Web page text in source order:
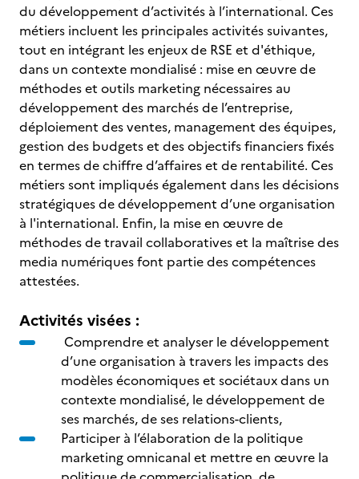
du développement d’activités à l’international. Ces
métiers incluent les principales activités suivantes,
tout en intégrant les enjeux de RSE et d'éthique,
dans un contexte mondialisé : mise en œuvre de
méthodes et outils marketing nécessaires au
développement des marchés de l’entreprise,
déploiement des ventes, management des équipes,
gestion des budgets et des objectifs financiers fixés
en termes de chiffre d’affaires et de rentabilité. Ces
métiers sont impliqués également dans les décisions
stratégiques de développement d’une organisation
à l'international. Enfin, la mise en œuvre de
méthodes de travail collaboratives et la maîtrise des
media numériques font partie des compétences
attestées.
Activités visées :
Comprendre et analyser le développement
d’une organisation à travers les impacts des
modèles économiques et sociétaux dans un
contexte mondialisé, le développement de
ses marchés, de ses relations-clients,
Participer à l’élaboration de la politique
marketing omnicanal et mettre en œuvre la